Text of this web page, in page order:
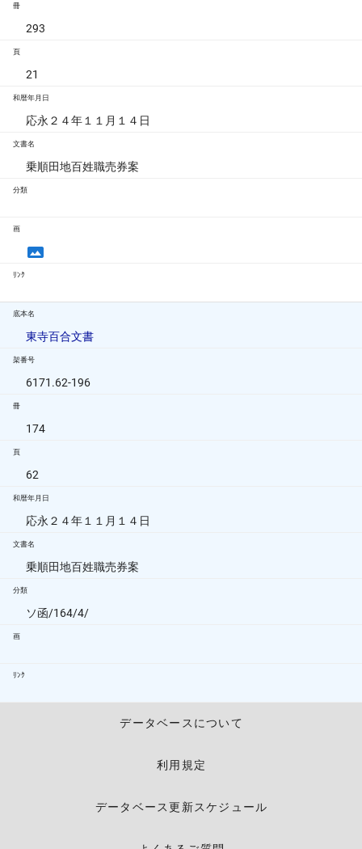
冊
293
頁
21
和暦年月日
応永２４年１１月１４日
文書名
乗順田地百姓職売券案
分類
画
ﾘﾝｸ
底本名
東寺百合文書
架番号
6171.62-196
冊
174
頁
62
和暦年月日
応永２４年１１月１４日
文書名
乗順田地百姓職売券案
分類
ソ函/164/4/
画
ﾘﾝｸ
データベースについて
利用規定
データベース更新スケジュール